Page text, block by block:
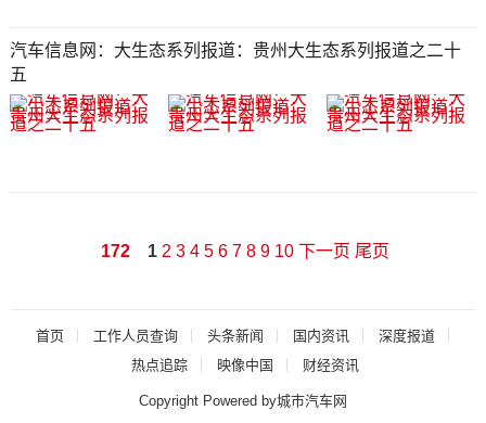
汽车信息网：大生态系列报道：贵州大生态系列报道之二十
五​​​​​​​
172 1 2 3 4 5 6 7 8 9 10 下一页 尾页
首页 工作人员查询 头条新闻 国内资讯
深度报道
热点追踪
映像中国 财经资讯
Copyright Powered by城市汽车网